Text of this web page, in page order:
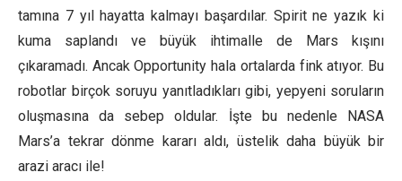
tamına 7 yıl hayatta kalmayı başardılar. Spirit ne yazık ki
kuma saplandı ve büyük ihtimalle de Mars kışını
çıkaramadı. Ancak Opportunity hala ortalarda fink atıyor. Bu
robotlar birçok soruyu yanıtladıkları gibi, yepyeni soruların
oluşmasına da sebep oldular. İşte bu nedenle NASA
Mars’a tekrar dönme kararı aldı, üstelik daha büyük bir
arazi aracı ile!